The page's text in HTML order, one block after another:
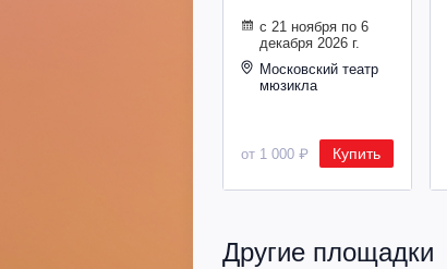
с 21 ноября по 6
декабря 2026 г.
Московский театр
мюзикла
от 1 000 ₽ Купить
Другие площадки